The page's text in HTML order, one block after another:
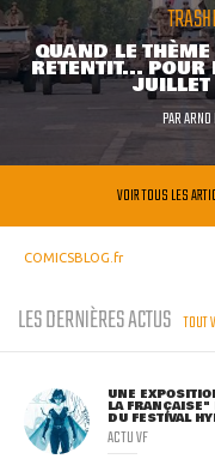
QUAND LE
RETENTIT...
PAR
VOIR TOUS LES
COMICSBLOG.fr
LES DERNIÈRES ACTUS TOUT
UNE
LA
DU FESTIVAL
ACTU VF